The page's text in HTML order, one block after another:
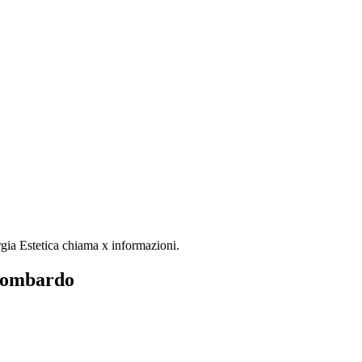
Estetica chiama x informazioni.